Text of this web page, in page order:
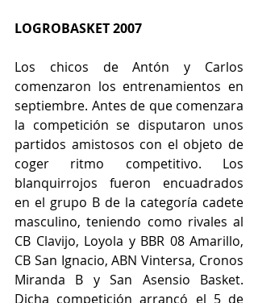
LOGROBASKET 2007
Los chicos de Antón y Carlos
comenzaron los entrenamientos en
septiembre. Antes de que comenzara
la competición se disputaron unos
partidos amistosos con el objeto de
coger ritmo competitivo. Los
blanquirrojos fueron encuadrados
en el grupo B de la categoría cadete
masculino, teniendo como rivales al
CB Clavijo, Loyola y BBR 08 Amarillo,
CB San Ignacio, ABN Vintersa, Cronos
Miranda B y San Asensio Basket.
Dicha competición arrancó el 5 de